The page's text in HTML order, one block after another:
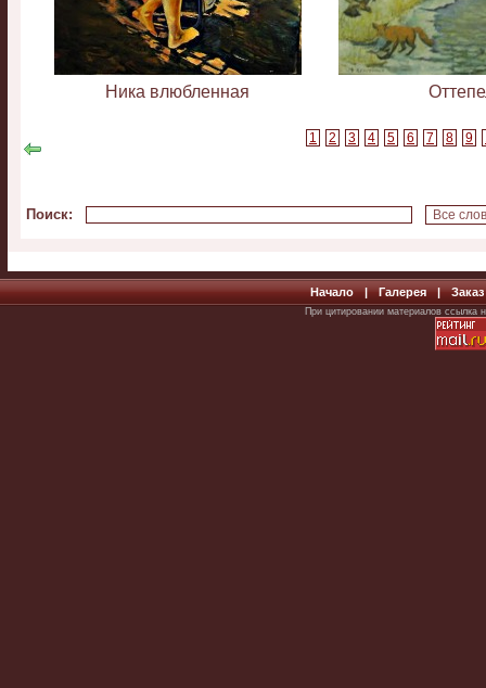
Ника влюбленная
1 2 3 4 5 6 7 8 9
Поиск:
Начало|Галерея|Заказ
При цитировании материалов ссылка